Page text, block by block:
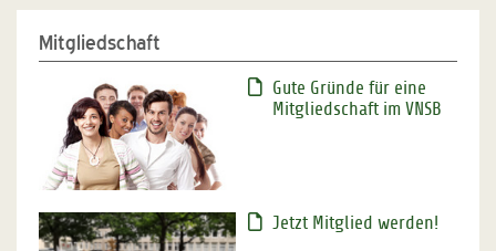
Mitgliedschaft
Gute Gründe für eine
Mitgliedschaft im VNSB
Jetzt Mitglied werden!